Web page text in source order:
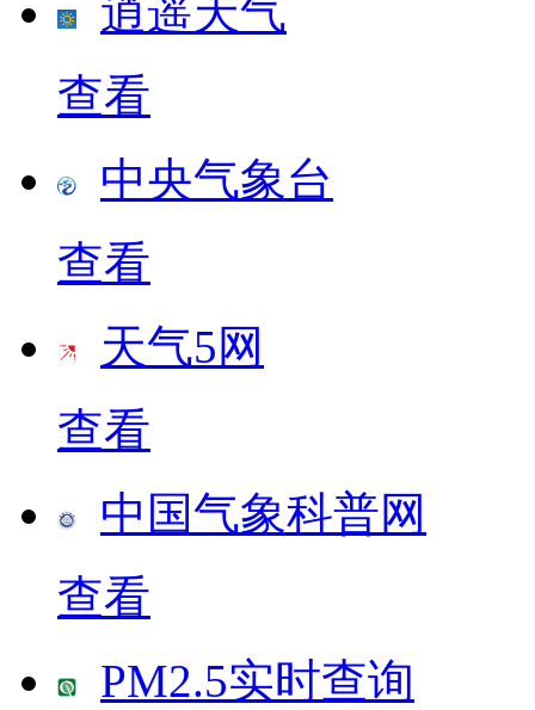
逍遥天气
查看
中央气象台
查看
天气5网
查看
中国气象科普网
查看
PM2.5实时查询